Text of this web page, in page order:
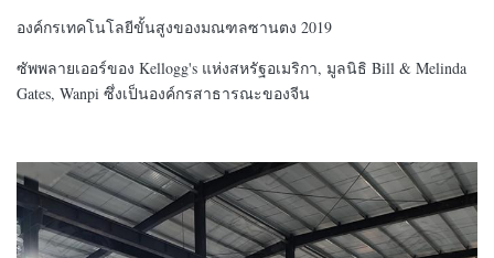
องค์กรเทคโนโลยีขั้นสูงของมณฑลซานตง 2019
ซัพพลายเออร์ของ Kellogg's แห่งสหรัฐอเมริกา, มูลนิธิ Bill & Melinda
Gates, Wanpi ซึ่งเป็นองค์กรสาธารณะของจีน